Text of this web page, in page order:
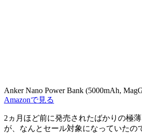
Anker Nano Power Bank (5000mAh,
Amazonで見る
2ヵ月ほど前に発売されたばかりの極
が、なんとセール対象になっていたの